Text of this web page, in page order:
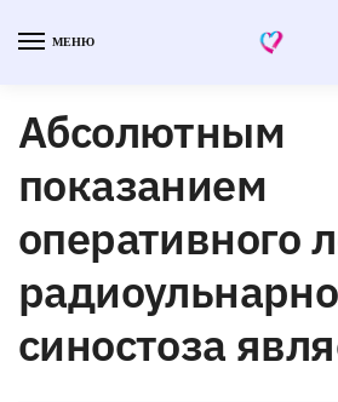
МЕНЮ
Абсолютным
показанием
оперативного
синостоза